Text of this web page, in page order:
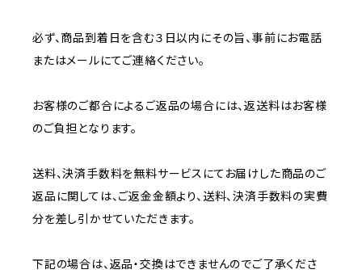
必ず、商品到着日を含む３日以内にその旨、事前にお電話
またはメールにてご連絡ください。
お客様のご都合によるご返品の場合には、返送料はお客様
のご負担となります。
送料、決済手数料を無料サービスにてお届けした商品のご
返品に関しては、ご返金金額より、送料、決済手数料の実費
分を差し引かせていただきます。
下記の場合は、返品・交換はできませんのでご了承くださ